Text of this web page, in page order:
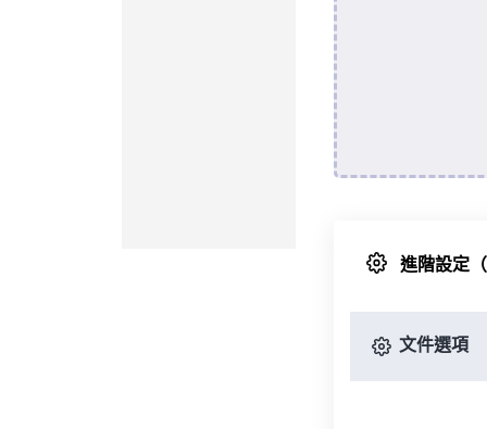
進階設定
文件選項